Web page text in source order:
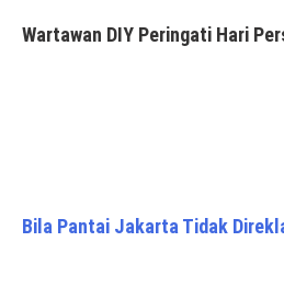
Wartawan DIY Peringati Hari
Bila Pantai Jakarta Tidak